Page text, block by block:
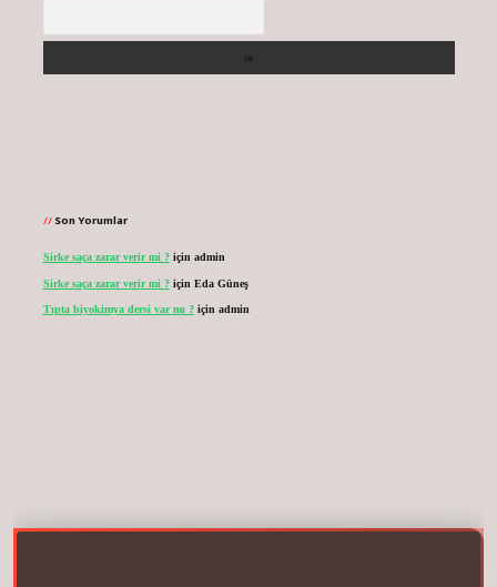
Son Yorumlar
Sirke saça zarar verir mi ?için admin
Sirke saça zarar verir mi ?için Eda Güneş
Tıpta biyokimya dersi var mı ?için admin